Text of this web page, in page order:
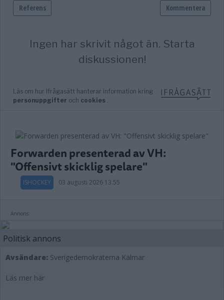
Forwarden presenterad av VH:
"Offensivt skicklig spelare"
ISHOCKEY 03 augusti 2026 13.55
Annons:
Politisk annons
Avsändare: Sverigedemokraterna Kalmar
Läs mer här